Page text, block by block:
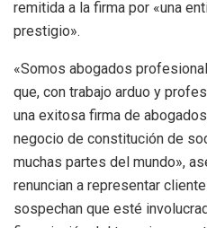
remitida a la firma por «una
prestigio».
«Somos abogados
que, con trabajo arduo y
una exitosa firma de
negocio de constitución de
muchas partes del mundo»,
renuncian a representar
sospechan que esté